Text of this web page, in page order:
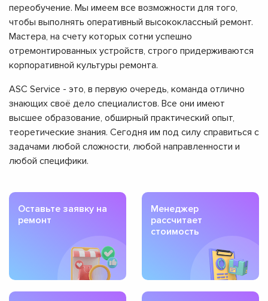
переобучение. Мы имеем все возможности для того,
чтобы выполнять оперативный высококлассный ремонт.
Мастера, на счету которых сотни успешно
отремонтированных устройств, строго придерживаются
корпоративной культуры ремонта.
ASC Service - это, в первую очередь, команда отлично
знающих своё дело специалистов. Все они имеют
высшее образование, обширный практический опыт,
теоретические знания. Сегодня им под силу справиться с
задачами любой сложности, любой направленности и
любой специфики.
Оставьте заявку на
ремонт
Менеджер
рассчитает
стоимость